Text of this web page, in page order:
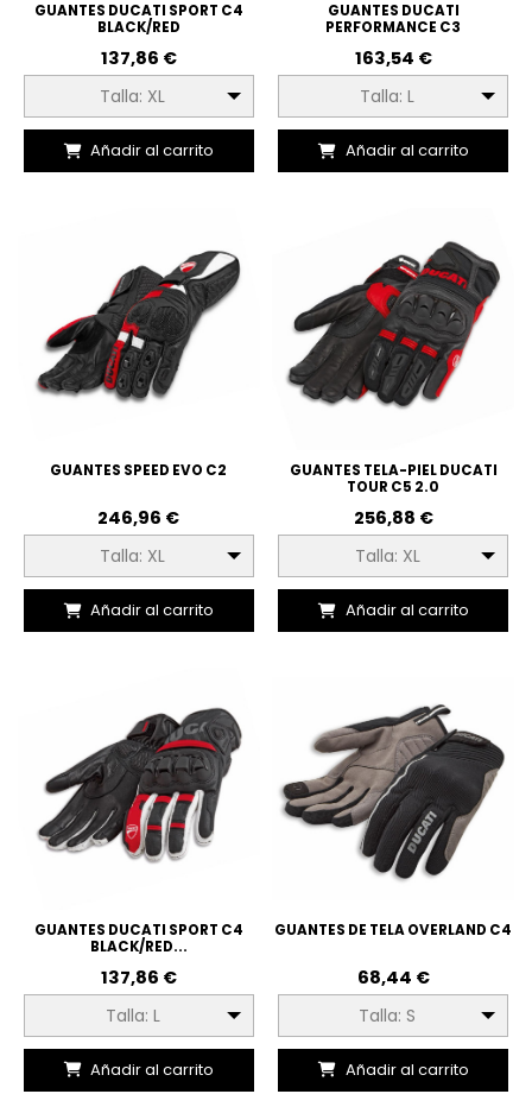
GUANTES DUCATI SPORT C4
BLACK/RED
137,86 €
Talla: XL
Añadir al carrito
GUANTES DUCATI
PERFORMANCE C3
163,54 €
Talla: L
Añadir al carrito
GUANTES SPEED EVO C2
246,96 €
Talla: XL
Añadir al carrito
GUANTES TELA-PIEL DUCATI
TOUR C5 2.0
256,88 €
Talla: XL
Añadir al carrito
GUANTES DUCATI SPORT C4
BLACK/RED...
137,86 €
Talla: L
Añadir al carrito
GUANTES DE TELA OVERLAND C4
68,44 €
Talla: S
Añadir al carrito